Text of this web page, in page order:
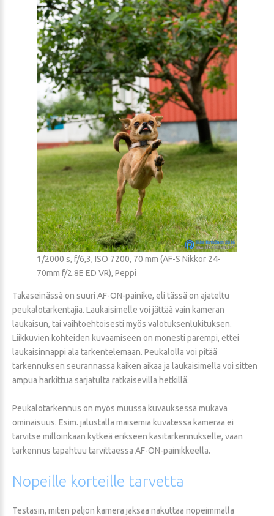
1/2000 s, f/6,3, ISO 7200, 70 mm (AF-S Nikkor 24-
70mm f/2.8E ED VR), Peppi
Takaseinässä on suuri AF-ON-painike, eli tässä on ajateltu
peukalotarkentajia. Laukaisimelle voi jättää vain kameran
laukaisun, tai vaihtoehtoisesti myös valotuksenlukituksen.
Liikkuvien kohteiden kuvaamiseen on monesti parempi, ettei
laukaisinnappi ala tarkentelemaan. Peukalolla voi pitää
tarkennuksen seurannassa kaiken aikaa ja laukaisimella voi sitten
ampua harkittua sarjatulta ratkaisevilla hetkillä.
Peukalotarkennus on myös muussa kuvauksessa mukava
ominaisuus. Esim. jalustalla maisemia kuvatessa kameraa ei
tarvitse milloinkaan kytkeä erikseen käsitarkennukselle, vaan
tarkennus tapahtuu tarvittaessa AF-ON-painikkeella.
Nopeille korteille tarvetta
Testasin, miten paljon kamera jaksaa nakuttaa nopeimmalla